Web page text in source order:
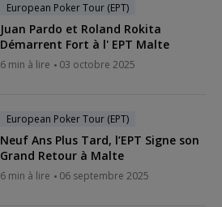
European Poker Tour (EPT)
Juan Pardo et Roland Rokita
Démarrent Fort à l' EPT Malte
6 min à lire 03 octobre 2025
European Poker Tour (EPT)
Neuf Ans Plus Tard, l’EPT Signe son
Grand Retour à Malte
6 min à lire 06 septembre 2025